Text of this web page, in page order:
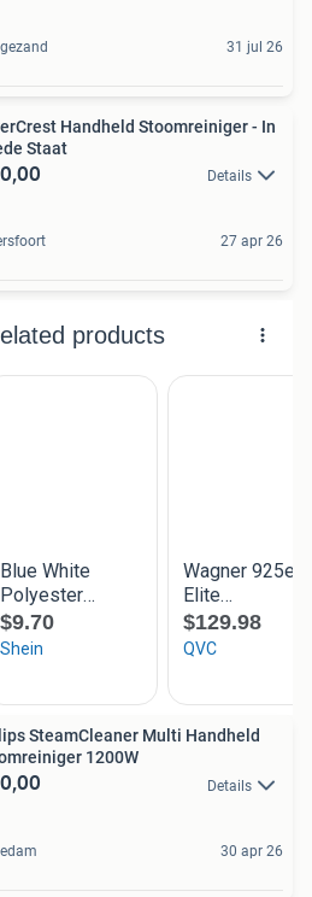
31 jul 26
Handheld Stoomreiniger - In
Staat
Details
27 apr 26
SteamCleaner Multi Handheld
1200W
Details
30 apr 26